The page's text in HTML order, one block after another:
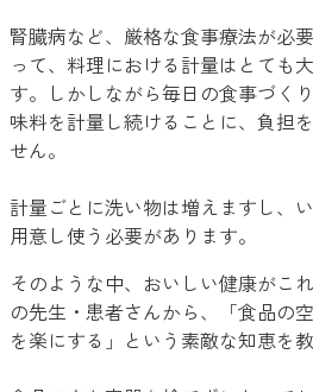
腎臓病など、厳格な食事療法が必
って、料理における計量はとても
す。しかしながら毎日の食事づく
味料を計量し続けることに、負担
せん。
計量ごとに洗い物は増えますし、
用意し使う必要があります。
そのような中、おいしい健康がこ
の先生・患者さんから、「食品の
を楽にする」という素敵な知恵を